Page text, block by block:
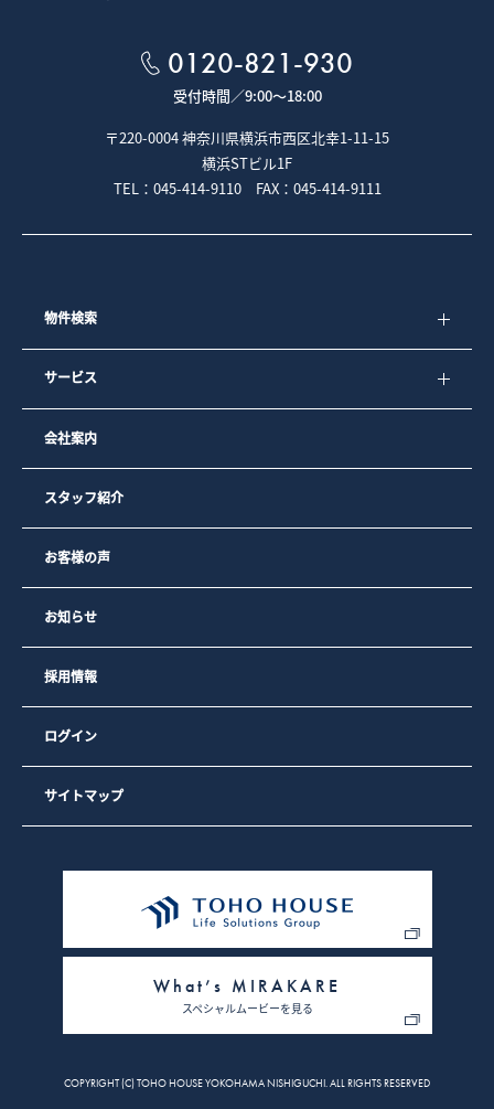
0120-821-930
受付時間／9:00～18:00
〒220-0004 神奈川県横浜市西区北幸1-11-15
横浜STビル1F
TEL：045-414-9110 FAX：045-414-9111
物件検索
サービス
会社案内
スタッフ紹介
お客様の声
お知らせ
採用情報
ログイン
サイトマップ
What’s MIRAKARE
スペシャルムービーを見る
COPYRIGHT (C) TOHO HOUSE YOKOHAMA NISHIGUCHI. ALL RIGHTS RESERVED